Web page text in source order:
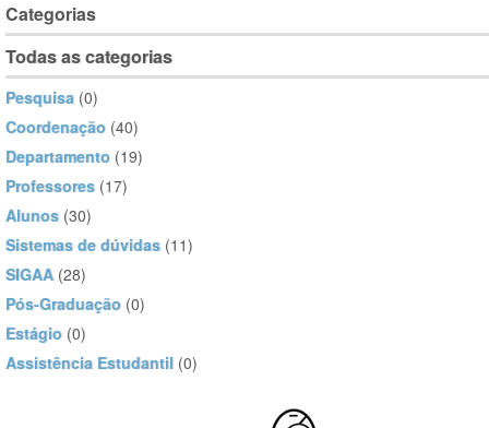
Categorias
Todas as categorias
Pesquisa (0)
Coordenação (40)
Departamento (19)
Professores (17)
Alunos (30)
Sistemas de dúvidas (11)
SIGAA (28)
Pós-Graduação (0)
Estágio (0)
Assistência Estudantil (0)